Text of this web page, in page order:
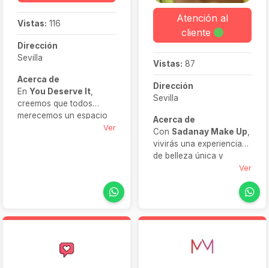
Vistas: 116
Dirección
Sevilla
Acerca de
En You Deserve It
creemos que todos
merecemos un espacio
bienestar, combinando
profesionalidad y cariño
Ver
Atención al
cliente
Vistas: 87
Dirección
Sevilla
Acerca de
Con Sadanay Make Up
vivirás una experiencia
de belleza única y
que te sientas cómoda y
acompañándote desde
del evento. Su trato es
cercano, la técnica
Ver